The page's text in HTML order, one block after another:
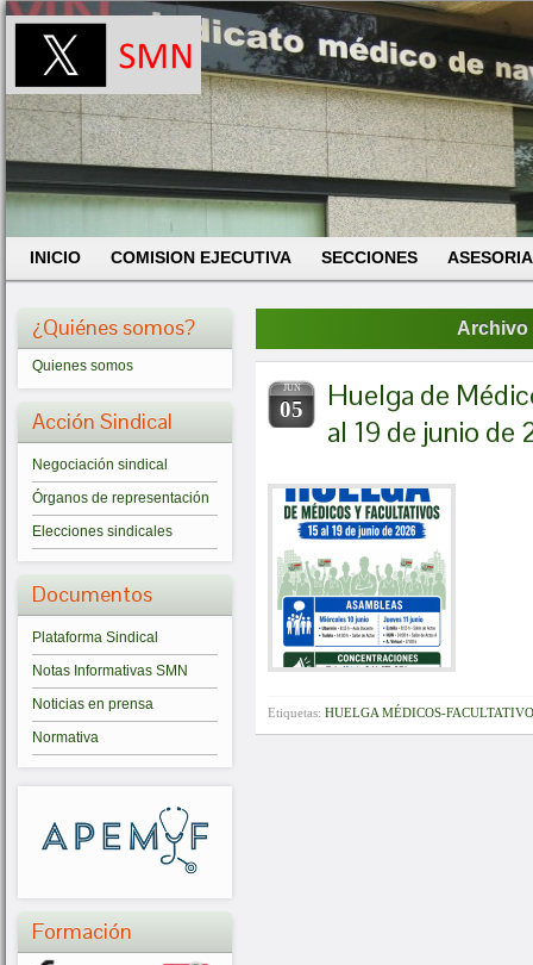
INICIO COMISION EJECUTIVA SECCIONES
¿Quiénes somos?
Quienes somos
Acción Sindical
Negociación sindical
Órganos de representación
Elecciones sindicales
Documentos
Plataforma Sindical
Notas Informativas SMN
Noticias en prensa
Normativa
Formación
JUN
05
Huelga de
al 19 de junio de
Etiquetas: HUELGA MÉDICOS-